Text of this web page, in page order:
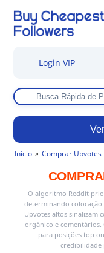
Login VIP
Início Comprar Upvotes
O algoritmo Reddit
determinando
Upvotes altos sinalizam
orgânico e
para posições top